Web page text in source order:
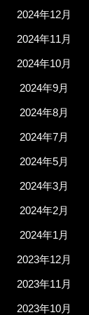
2024年12月
2024年11月
2024年10月
2024年9月
2024年8月
2024年7月
2024年5月
2024年3月
2024年2月
2024年1月
2023年12月
2023年11月
2023年10月